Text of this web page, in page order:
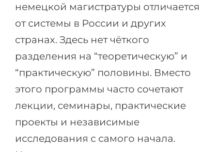
немецкой магистратуры отличается
от системы в России и других
странах. Здесь нет чёткого
разделения на “теоретическую” и
“практическую” половины. Вместо
этого программы часто сочетают
лекции, семинары, практические
проекты и независимые
исследования с самого начала.